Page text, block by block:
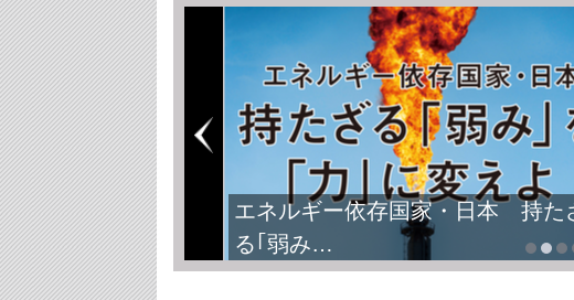
エネルギー依存国家・日本 持た
る｢弱み…